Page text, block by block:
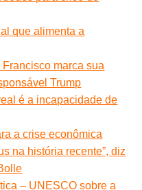
que alimenta a
marca sua
Trump
é a incapacidade de
a crise econômica
na história recente”, diz
– UNESCO sobre a